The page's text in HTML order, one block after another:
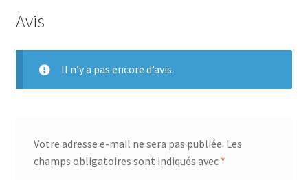
Avis
Il n’y a pas encore d’avis.
Votre adresse e-mail ne sera pas publiée. Les
champs obligatoires sont indiqués avec *